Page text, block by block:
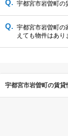
宇都宮市岩曽町の
宇都宮市岩曽町の
えても物件はあり
宇都宮市岩曽町の賃貸